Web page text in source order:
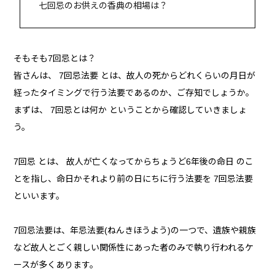
七回忌のお供えの香典の相場は？
そもそも7回忌とは？
皆さんは、 7回忌法要 とは、故人の死からどれくらいの月日が
経ったタイミングで行う法要であるのか、ご存知でしょうか。
まずは、 7回忌とは何か ということから確認していきましょ
う。
7回忌 とは、 故人が亡くなってからちょうど6年後の命日 のこ
とを指し、命日かそれより前の日にちに行う法要を 7回忌法要
といいます。
7回忌法要は、年忌法要(ねんきほうよう)の一つで、遺族や親族
など故人とごく親しい関係性にあった者のみで執り行われるケ
ースが多くあります。